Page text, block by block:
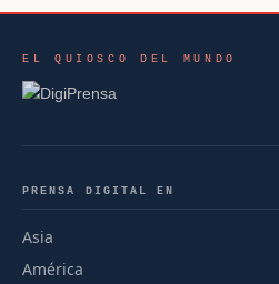
EL QUIOSCO DEL MUNDO
PRENSA DIGITAL EN
Asia
América